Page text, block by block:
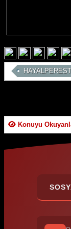
HAYALPEREST
Konuyu